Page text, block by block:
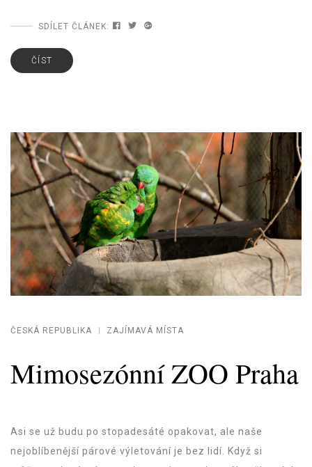
SDÍLET ČLÁNEK:
ČÍST
ČESKÁ REPUBLIKA ZAJÍMAVÁ MÍSTA
Mimosezónní ZOO Praha
Asi se už budu po stopadesáté opakovat, ale naše
nejoblíbenější párové výletování je bez lidí. Když si